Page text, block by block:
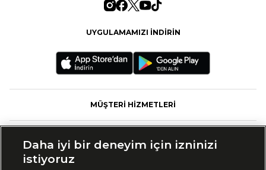
UYGULAMAMIZI İNDİRİN
MÜŞTERİ HİZMETLERİ
Daha iyi bir deneyim için izninizi
istiyoruz